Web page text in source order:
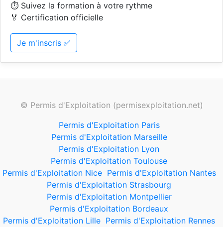
⏱️ Suivez la formation à votre rythme
🏅 Certification officielle
Je m'inscris ✅
© Permis d'Exploitation (permisexploitation.net)
Permis d'Exploitation Paris
Permis d'Exploitation Marseille
Permis d'Exploitation Lyon
Permis d'Exploitation Toulouse
Permis d'Exploitation Nice Permis d'Exploitation Nantes
Permis d'Exploitation Strasbourg
Permis d'Exploitation Montpellier
Permis d'Exploitation Bordeaux
Permis d'Exploitation Lille Permis d'Exploitation Rennes